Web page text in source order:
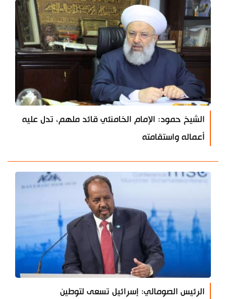
الشيخ حمود: الإمام الخامنئي قائد ملهم، تدل عليه
أعماله واستقامته
الرئيس الصومالي: إسرائيل تسعى لتوطين